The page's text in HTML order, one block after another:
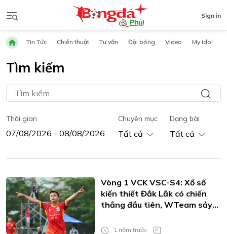
Sign in
Tin Tức Chiến thuật Tư vấn Đội bóng Video My idol
Tìm kiếm
Thời gian Chuyên mục
Tất cả
Dạng bài
Tất cả
Vòng 1 VCK VSC-S4: Xổ số
kiến thiết Đắk Lắk có chiến
thắng đầu tiên, WTeam sảy
1 năm trước